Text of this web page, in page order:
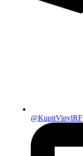
@KupitVinylRF